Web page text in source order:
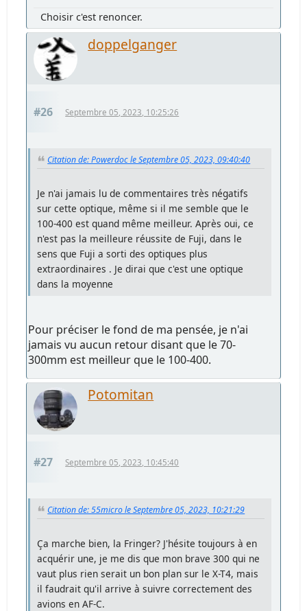
Choisir c'est renoncer.
doppelganger
#26 Septembre 05, 2023, 10:25:26
Citation de: Powerdoc le Septembre 05, 2023, 09:40:40
Je n'ai jamais lu de commentaires très négatifs
sur cette optique, même si il me semble que le
100-400 est quand même meilleur. Après oui, ce
n'est pas la meilleure réussite de Fuji, dans le
sens que Fuji a sorti des optiques plus
extraordinaires . Je dirai que c'est une optique
dans la moyenne
Pour préciser le fond de ma pensée, je n'ai
jamais vu aucun retour disant que le 70-
300mm est meilleur que le 100-400.
Potomitan
#27 Septembre 05, 2023, 10:45:40
Citation de: 55micro le Septembre 05, 2023, 10:21:29
Ça marche bien, la Fringer? J'hésite toujours à en
acquérir une, je me dis que mon brave 300 qui ne
vaut plus rien serait un bon plan sur le X-T4, mais
il faudrait qu'il arrive à suivre correctement des
avions en AF-C.